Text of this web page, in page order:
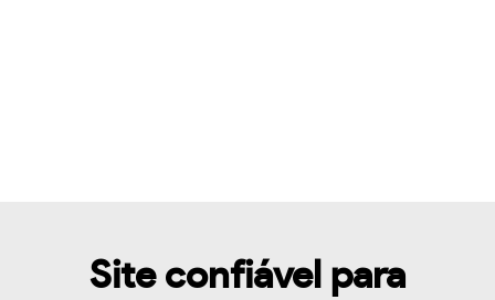
Site confiável para